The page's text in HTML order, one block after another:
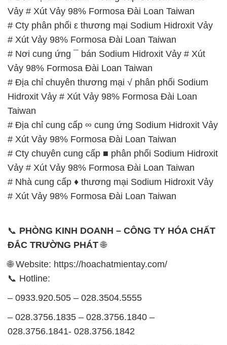
Vảy 98% Formosa Đài Loan Taiwan
# Địa chỉ chuyên thương mại √ phân phối Sodium
Hidroxit Vảy # Xút Vảy 98% Formosa Đài Loan
Taiwan
# Địa chỉ cung cấp ∞ cung ứng Sodium Hidroxit Vảy
# Xút Vảy 98% Formosa Đài Loan Taiwan
# Cty chuyên cung cấp ■ phân phối Sodium Hidroxit
Vảy # Xút Vảy 98% Formosa Đài Loan Taiwan
# Nhà cung cấp ♦ thương mại Sodium Hidroxit Vảy
# Xút Vảy 98% Formosa Đài Loan Taiwan
📞PHÒNG KINH DOANH – CÔNG TY HÓA CHẤT
ĐẮC TRƯỜNG PHÁT🌐
🌐 Website: https://hoachatmientay.com/
– 0933.920.505 – 028.3504.5555
028.3756.1841- 028.3756.1842
0902.765.866
📧 Email: hoachat@dactruongphat.vn